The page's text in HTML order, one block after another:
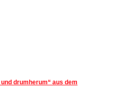
drumherum“ aus dem